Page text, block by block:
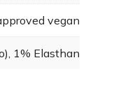
vegan
1% Elasthan